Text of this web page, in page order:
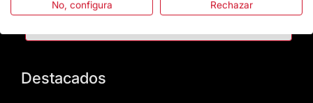
Destacados
No, configura Rechazar